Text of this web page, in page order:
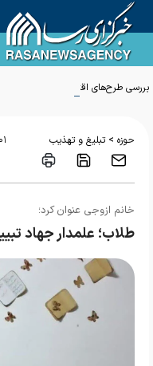
بررسی طرح‌های اقتصادی حوزه برای
حوزه > تبلیغ و تهذیب ۰۱ تير ۱۴۰۵ - ۱۶:۲۷
خانم ازوجی عنوان کرد؛
طلاب؛ علمدار جهاد